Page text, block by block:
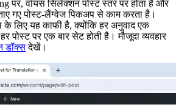
पर, वॉयस सिलेक्शन पोस्ट स्तर पर होता है और
गए पोस्ट-लैंग्वेज पिकअप से काम करता है।
के लिए यह काफी है, क्योंकि हर अनुवाद एक
पर एक बार सेट होती है। मौजूदा व्यवहार
डॉक्सदेखें।